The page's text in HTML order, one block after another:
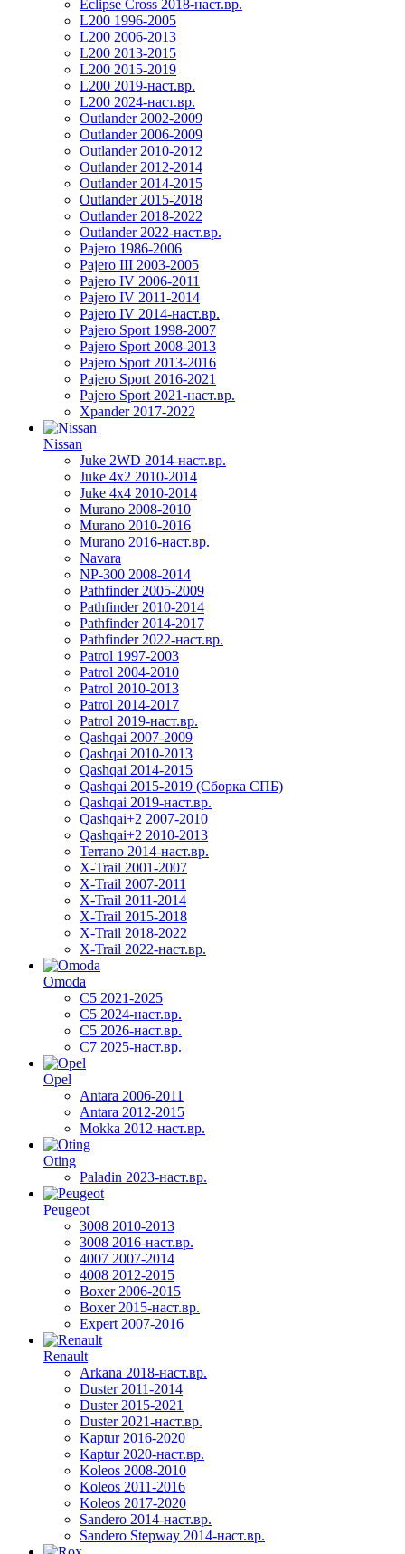
Eclipse Cross 2018-наст.вр.
L200 1996-2005
L200 2006-2013
L200 2013-2015
L200 2015-2019
L200 2019-наст.вр.
L200 2024-наст.вр.
Outlander 2002-2009
Outlander 2006-2009
Outlander 2010-2012
Outlander 2012-2014
Outlander 2014-2015
Outlander 2015-2018
Outlander 2018-2022
Outlander 2022-наст.вр.
Pajero 1986-2006
Pajero III 2003-2005
Pajero IV 2006-2011
Pajero IV 2011-2014
Pajero IV 2014-наст.вр.
Pajero Sport 1998-2007
Pajero Sport 2008-2013
Pajero Sport 2013-2016
Pajero Sport 2016-2021
Pajero Sport 2021-наст.вр.
Xpander 2017-2022
Nissan
Juke 2WD 2014-наст.вр.
Juke 4x2 2010-2014
Juke 4x4 2010-2014
Murano 2008-2010
Murano 2010-2016
Murano 2016-наст.вр.
Navara
NP-300 2008-2014
Pathfinder 2005-2009
Pathfinder 2010-2014
Pathfinder 2014-2017
Pathfinder 2022-наст.вр.
Patrol 1997-2003
Patrol 2004-2010
Patrol 2010-2013
Patrol 2014-2017
Patrol 2019-наст.вр.
Qashqai 2007-2009
Qashqai 2010-2013
Qashqai 2014-2015
Qashqai 2015-2019 (Сборка СПБ)
Qashqai 2019-наст.вр.
Qashqai+2 2007-2010
Qashqai+2 2010-2013
Terrano 2014-наст.вр.
X-Trail 2001-2007
X-Trail 2007-2011
X-Trail 2011-2014
X-Trail 2015-2018
X-Trail 2018-2022
X-Trail 2022-наст.вр.
Omoda
C5 2021-2025
C5 2024-наст.вр.
C5 2026-наст.вр.
C7 2025-наст.вр.
Opel
Antara 2006-2011
Antara 2012-2015
Mokka 2012-наст.вр.
Oting
Paladin 2023-наст.вр.
Peugeot
3008 2010-2013
3008 2016-наст.вр.
4007 2007-2014
4008 2012-2015
Boxer 2006-2015
Boxer 2015-наст.вр.
Expert 2007-2016
Renault
Arkana 2018-наст.вр.
Duster 2011-2014
Duster 2015-2021
Duster 2021-наст.вр.
Kaptur 2016-2020
Kaptur 2020-наст.вр.
Koleos 2008-2010
Koleos 2011-2016
Koleos 2017-2020
Sandero 2014-наст.вр.
Sandero Stepway 2014-наст.вр.